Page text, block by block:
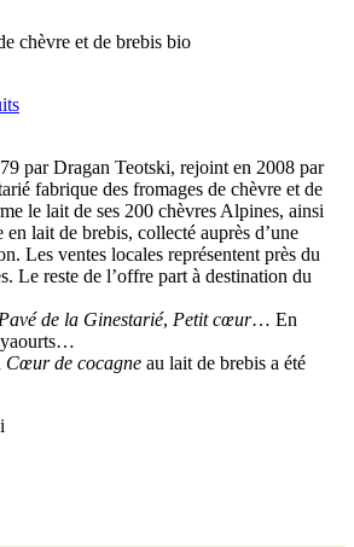
chèvre et de brebis bio
par Dragan Teotski, rejoint en 2008 par
fabrique des fromages de chèvre et de
le lait de ses 200 chèvres Alpines, ainsi
lait de brebis, collecté auprès d’une
Les ventes locales représentent près du
Le reste de l’offre part à destination du
de la Ginestarié, Petit cœur… En
yaourts…
Cœur de cocagne au lait de brebis a été